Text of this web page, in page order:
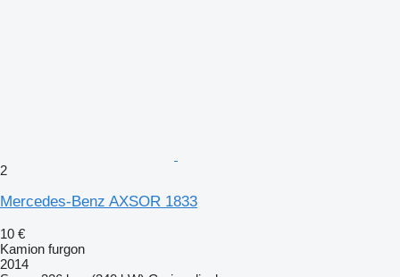
2
Mercedes-Benz AXSOR 1833
10 €
Kamion furgon
2014